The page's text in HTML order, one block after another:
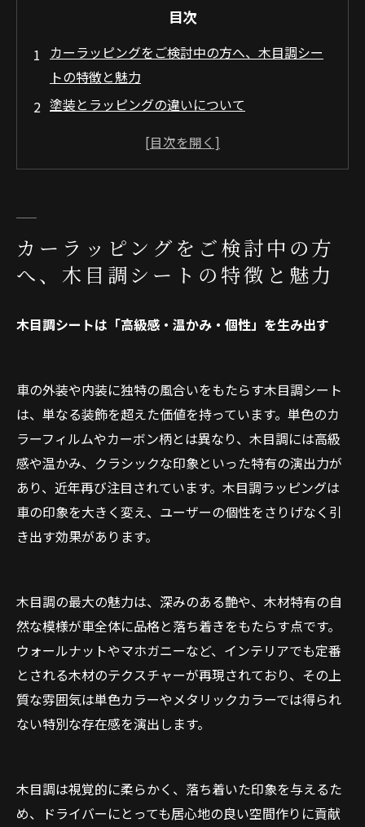
目次
カーラッピングをご検討中の方へ、木目調シー
トの特徴と魅力
塗装とラッピングの違いについて
木目調シートの種類と選び方
まとめ
会社概要
カーラッピングをご検討中の方
へ、木目調シートの特徴と魅力
木目調シートは「高級感・温かみ・個性」を生み出す
車の外装や内装に独特の風合いをもたらす木目調シート
は、単なる装飾を超えた価値を持っています。単色のカ
ラーフィルムやカーボン柄とは異なり、木目調には高級
感や温かみ、クラシックな印象といった特有の演出力が
あり、近年再び注目されています。木目調ラッピングは
車の印象を大きく変え、ユーザーの個性をさりげなく引
き出す効果があります。
木目調の最大の魅力は、深みのある艶や、木材特有の自
然な模様が車全体に品格と落ち着きをもたらす点です。
ウォールナットやマホガニーなど、インテリアでも定番
とされる木材のテクスチャーが再現されており、その上
質な雰囲気は単色カラーやメタリックカラーでは得られ
ない特別な存在感を演出します。
木目調は視覚的に柔らかく、落ち着いた印象を与えるた
め、ドライバーにとっても居心地の良い空間作りに貢献